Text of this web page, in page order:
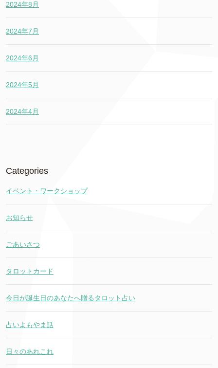
2024年8月
2024年7月
2024年6月
2024年5月
2024年4月
Categories
イベント・ワークショップ
お知らせ
ごあいさつ
タロットカード
今日が誕生日のあなたへ贈るタロット占い
占いよもやま話
日々のあれこれ